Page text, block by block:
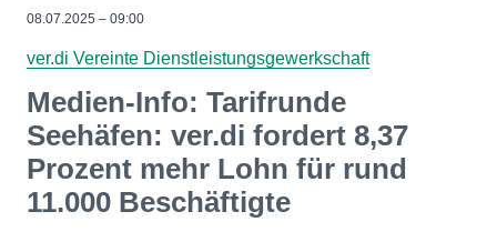
08.07.2025 – 09:00
ver.di Vereinte Dienstleistungsgewerkschaft
Medien-Info: Tarifrunde
Seehäfen: ver.di fordert 8,37
Prozent mehr Lohn für rund
11.000 Beschäftigte